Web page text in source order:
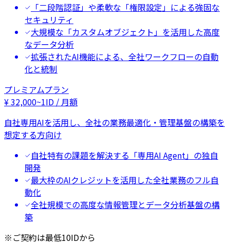
「二段階認証」や柔軟な「権限設定」による強固な
セキュリティ
大規模な「カスタムオブジェクト」を活用した高度
なデータ分析
拡張されたAI機能による、全社ワークフローの自動
化と統制
プレミアムプラン
¥32,000~1ID / 月額
自社専用AIを活用し、全社の業務最適化・管理基盤の構築を
想定する方向け
自社特有の課題を解決する「専用AI Agent」の独自
開発
最大枠のAIクレジットを活用した全社業務のフル自
動化
全社規模での高度な情報管理とデータ分析基盤の構
築
※ご契約は最低10IDから